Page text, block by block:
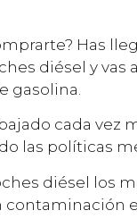
Has
diésel y vas
gasolina.
cada vez
las políticas
diésel los